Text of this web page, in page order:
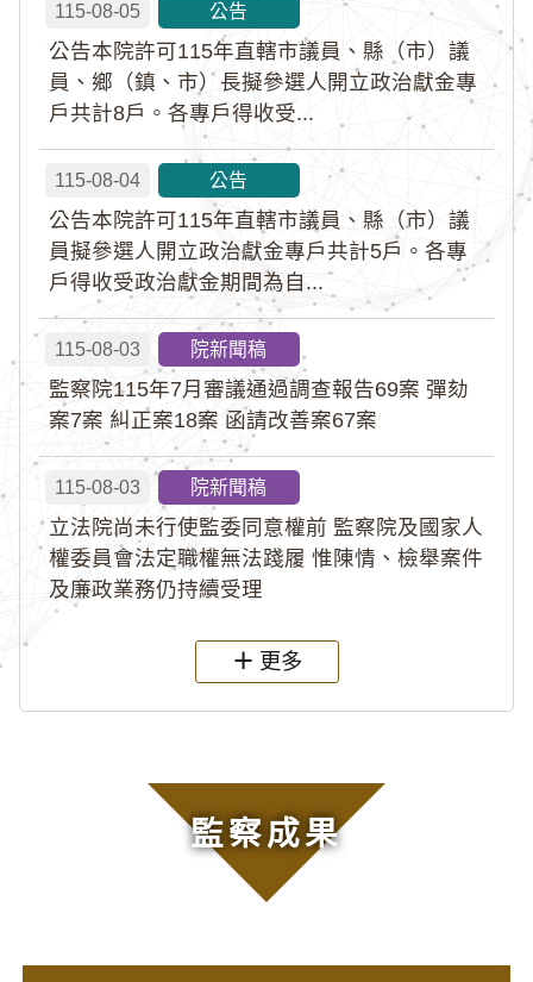
115-08-05 公告
公告本院許可115年直轄市議員、縣（市）議
員、鄉（鎮、市）長擬參選人開立政治獻金專
戶共計8戶。各專戶得收受...
115-08-04 公告
公告本院許可115年直轄市議員、縣（市）議
員擬參選人開立政治獻金專戶共計5戶。各專
戶得收受政治獻金期間為自...
115-08-03 院新聞稿
監察院115年7月審議通過調查報告69案 彈劾
案7案 糾正案18案 函請改善案67案
115-08-03 院新聞稿
立法院尚未行使監委同意權前 監察院及國家人
權委員會法定職權無法踐履 惟陳情、檢舉案件
及廉政業務仍持續受理
更多
監察成果